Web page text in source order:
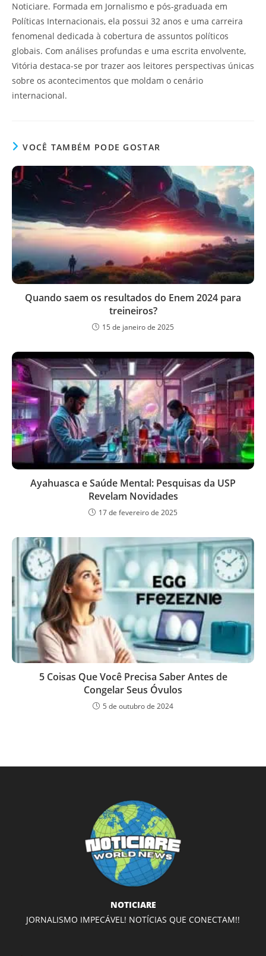
Noticiare. Formada em Jornalismo e pós-graduada em
Políticas Internacionais, ela possui 32 anos e uma carreira
fenomenal dedicada à cobertura de assuntos políticos
globais. Com análises profundas e uma escrita envolvente,
Vitória destaca-se por trazer aos leitores perspectivas únicas
sobre os acontecimentos que moldam o cenário
internacional.
VOCÊ TAMBÉM PODE GOSTAR
Quando saem os resultados do Enem 2024 para
treineiros?
15 de janeiro de 2025
Ayahuasca e Saúde Mental: Pesquisas da USP
Revelam Novidades
17 de fevereiro de 2025
5 Coisas Que Você Precisa Saber Antes de
Congelar Seus Óvulos
5 de outubro de 2024
NOTICIARE
JORNALISMO IMPECÁVEL! NOTÍCIAS QUE CONECTAM!!